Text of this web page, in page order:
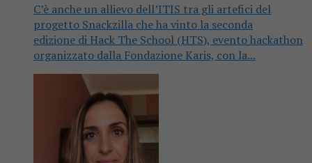
C’è anche un allievo dell’ITIS tra gli artefici del
progetto Snackzilla che ha vinto la seconda
edizione di Hack The School (HTS), evento hackathon
organizzato dalla Fondazione Karis, con la...